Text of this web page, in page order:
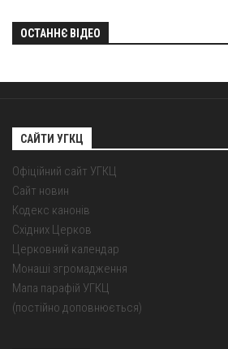
ОСТАННЄ ВІДЕО
САЙТИ УГКЦ
Офіційний сайт УГКЦ
Сайт новин
Кодекс канонів
Східних Церков
Церковний календар
Монаші згромадження
Мапа парафій УГКЦ
(постійно доповнюється)